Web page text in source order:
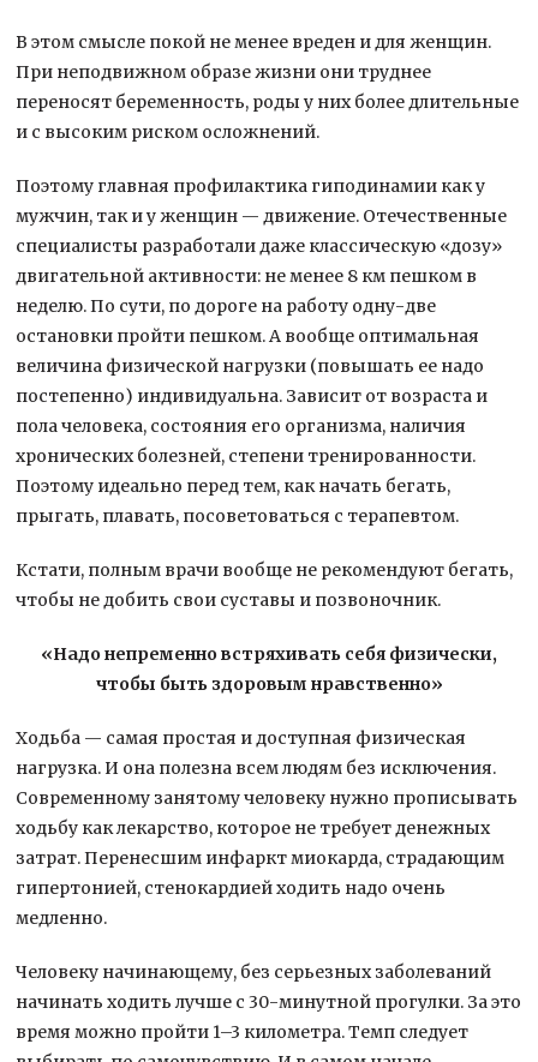
В этом смысле покой не менее вреден и для женщин.
При неподвижном образе жизни они труднее
переносят беременность, роды у них более длительные
и с высоким риском осложнений.
Поэтому главная профилактика гиподинамии как у
мужчин, так и у женщин — движение. Отечественные
специалисты разработали даже классическую «дозу»
двигательной активности: не менее 8 км пешком в
неделю. По сути, по дороге на работу одну-две
остановки пройти пешком. А вообще оптимальная
величина физической нагрузки (повышать ее надо
постепенно) индивидуальна. Зависит от возраста и
пола человека, состояния его организма, наличия
хронических болезней, степени тренированности.
Поэтому идеально перед тем, как начать бегать,
прыгать, плавать, посоветоваться с терапевтом.
Кстати, полным врачи вообще не рекомендуют бегать,
чтобы не добить свои суставы и позвоночник.
«Надо непременно встряхивать себя физически,
чтобы быть здоровым нравственно»
Ходьба — самая простая и доступная физическая
нагрузка. И она полезна всем людям без исключения.
Современному занятому человеку нужно прописывать
ходьбу как лекарство, которое не требует денежных
затрат. Перенесшим инфаркт миокарда, страдающим
гипертонией, стенокардией ходить надо очень
медленно.
Человеку начинающему, без серьезных заболеваний
начинать ходить лучше с 30-минутной прогулки. За это
время можно пройти 1–3 километра. Темп следует